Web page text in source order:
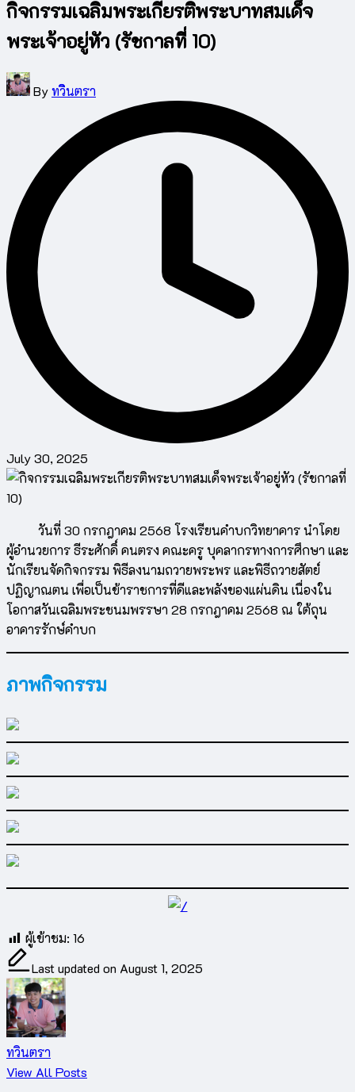
กิจกรรมเฉลิมพระเกียรติพระบาทสมเด็จ
พระเจ้าอยู่หัว (รัชกาลที่ 10)
Posted
by
Byทวินตรา
July 30, 2025
วันที่ 30 กรกฎาคม 2568 โรงเรียนคำบกวิทยาคาร นำโดย
ผู้อำนวยการ ธีระศักดิ์ คนตรง คณะครู บุคลากรทางการศึกษา และ
นักเรียนจัดกิจกรรม พิธีลงนามถวายพระพร และพิธีถวายสัตย์
ปฏิญาณตน เพื่อเป็นข้าราชการที่ดีและพลังของแผ่นดิน เนื่องใน
โอกาสวันเฉลิมพระชนมพรรษา 28 กรกฎาคม 2568 ณ ใต้ถุน
อาคารรักษ์คำบก
ภาพกิจกรรม
ผู้เข้าชม: 16
Last updated on August 1, 2025
ทวินตรา
View All Posts